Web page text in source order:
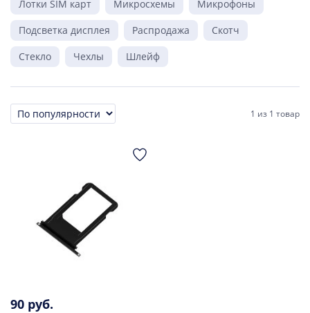
Лотки SIM карт
Микросхемы
Микрофоны
Подсветка дисплея
Распродажа
Скотч
Стекло
Чехлы Шлейф
Сортировка 1 из 1 товар
90 руб.